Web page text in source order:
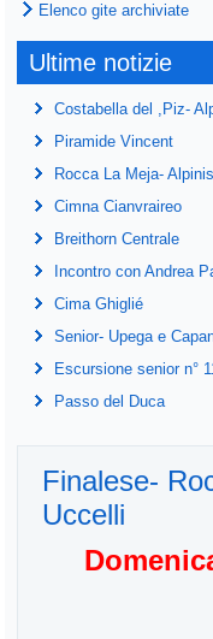
Elenco gite archiviate
Ultime notizie
Costabella del ,Piz-
Piramide Vincent
Rocca La Meja-
Cimna Cianvraireo
Breithorn Centrale
Incontro con Andrea
Cima Ghiglié
Senior- Upega e
Escursione senior n°
Passo del Duca
Finalese-
Uccelli